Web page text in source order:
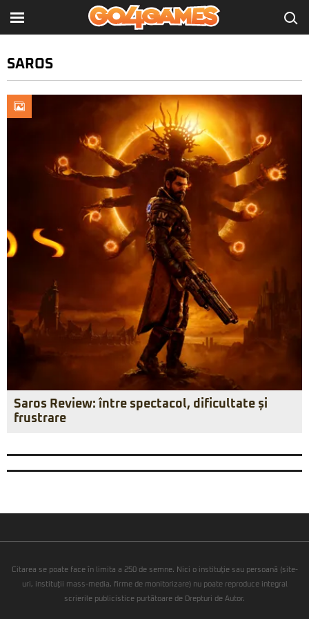
SAROS
Saros Review: între spectacol, dificultate și
frustrare
Citarea se poate face în limita a 250 de semne. Nici o instituţie sau persoană (site-
uri, instituţii mass-media, firme de monitorizare) nu poate reproduce integral
scrierile publicistice purtătoare de Drepturi de Autor.